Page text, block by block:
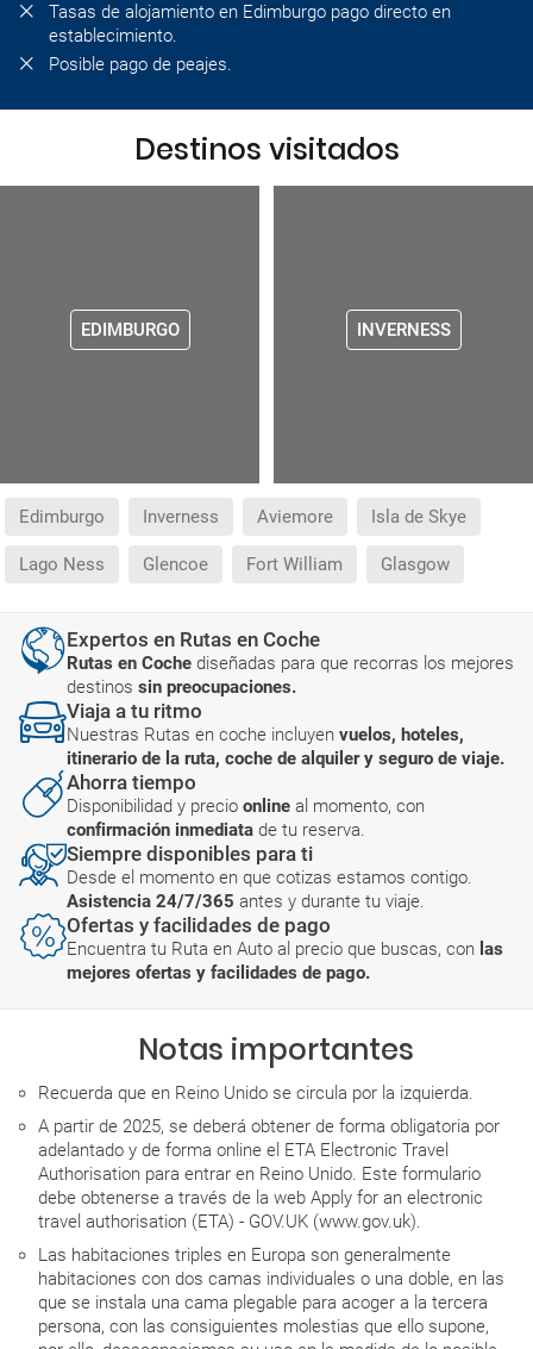
Tasas de alojamiento en Edimburgo pago directo en
establecimiento.
Posible pago de peajes.
Destinos visitados
EDIMBURGO INVERNESS
Edimburgo Inverness Aviemore Isla de Skye
Lago Ness Glencoe Fort William Glasgow
Expertos en Rutas en Coche
Rutas en Coche diseñadas para que recorras los mejores
destinos sin preocupaciones.
Viaja a tu ritmo
Nuestras Rutas en coche incluyen vuelos, hoteles,
itinerario de la ruta, coche de alquiler y seguro de viaje.
Ahorra tiempo
Disponibilidad y precio online al momento, con
confirmación inmediata de tu reserva.
Siempre disponibles para ti
Desde el momento en que cotizas estamos contigo.
Asistencia 24/7/365 antes y durante tu viaje.
Ofertas y facilidades de pago
Encuentra tu Ruta en Auto al precio que buscas, con las
mejores ofertas y facilidades de pago.
Notas importantes
Recuerda que en Reino Unido se circula por la izquierda.
A partir de 2025, se deberá obtener de forma obligatoria por
adelantado y de forma online el ETA Electronic Travel
Authorisation para entrar en Reino Unido. Este formulario
debe obtenerse a través de la web Apply for an electronic
travel authorisation (ETA) - GOV.UK (www.gov.uk).
Las habitaciones triples en Europa son generalmente
habitaciones con dos camas individuales o una doble, en las
que se instala una cama plegable para acoger a la tercera
persona, con las consiguientes molestias que ello supone,